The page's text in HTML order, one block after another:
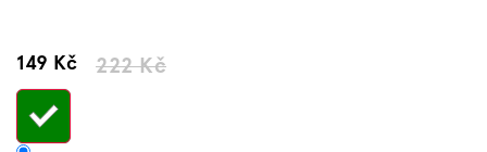
222 Kč
149 KčMěrná